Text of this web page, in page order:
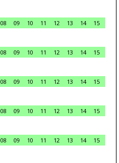
08 09 10 11 12 13 14
15
08 09 10 11 12 13 14
15
08 09 10 11 12 13 14
15
08 09 10 11 12 13 14
15
08 09 10 11 12 13 14
15